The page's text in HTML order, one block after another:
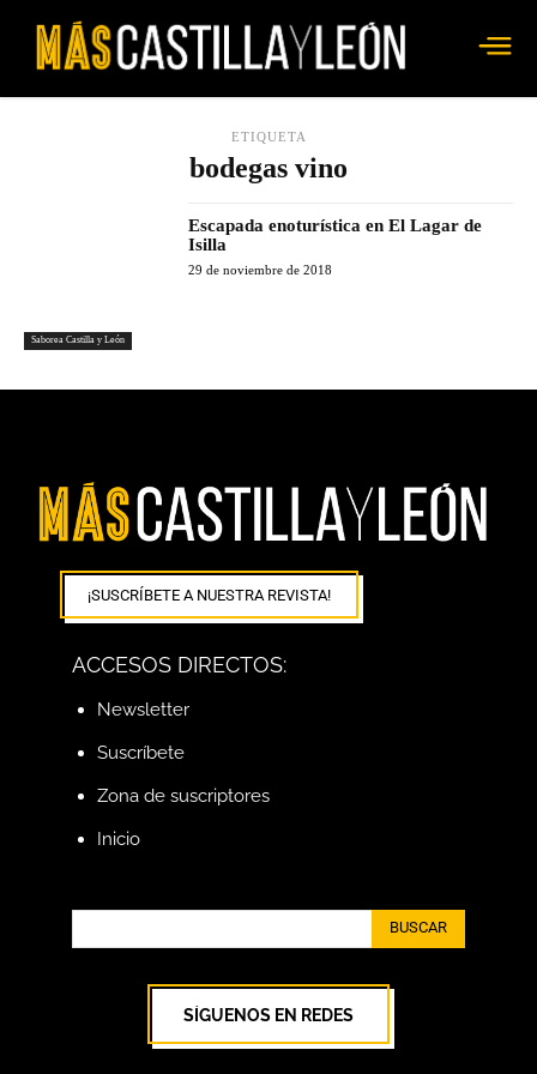
ETIQUETA
bodegas vino
Saborea Castilla y León
Escapada enoturística en El Lagar de
Isilla
29 de noviembre de 2018
¡SUSCRÍBETE A NUESTRA REVISTA!
ACCESOS DIRECTOS:
Newsletter
Suscríbete
Zona de suscriptores
Inicio
BUSCAR
SÍGUENOS EN REDES